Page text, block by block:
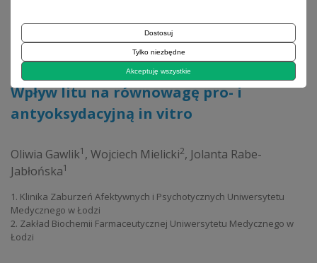
2011, tom 27, zeszyt 2
Artykuł oryginalny
Wpływ litu na równowagę pro- i
antyoksydacyjną in vitro
Oliwia Gawlik1 , Wojciech Mielicki2, Jolanta Rabe-
Jabłońska1
1. Klinika Zaburzeń Afektywnych i Psychotycznych Uniwersytetu
Medycznego w Łodzi
2. Zakład Biochemii Farmaceutycznej Uniwersytetu Medycznego w
Łodzi
Dostosuj
Tylko niezbędne
Akceptuję wszystkie